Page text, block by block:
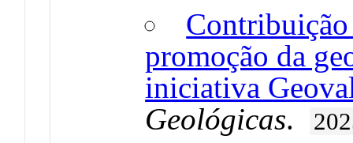
promoção da
iniciativa
Geológicas.